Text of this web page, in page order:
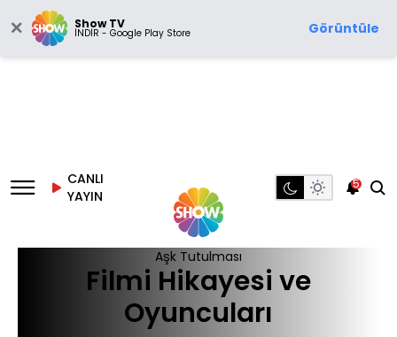
Show TV
İNDİR - Google Play Store Görüntüle
CANLI
YAYIN
5
Aşk Tutulması
Filmi Hikayesi ve
Oyuncuları